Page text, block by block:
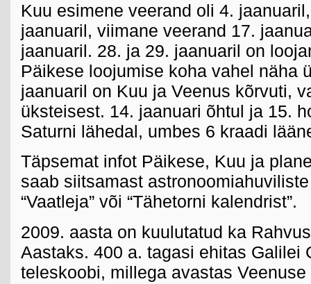
Kuu esimene veerand oli 4.
jaanuaril, viimane veerand 17.
jaanuaril. 28. ja 29. jaanuaril on
Päikese loojumise koha vahel näha
jaanuaril on Kuu ja Veenus kõrvuti,
üksteisest. 14. jaanuari õhtul ja 15.
Saturni lähedal, umbes 6 kraadi
Täpsemat infot Päikese, Kuu ja
saab siitsamast
“Vaatleja” või “Tähetorni kalendrist”.
2009. aasta on kuulutatud ka
Aastaks. 400 a. tagasi ehitas Galilei
teleskoobi, millega avastas